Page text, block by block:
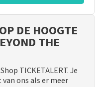
DE HOOGTE
THE
TICKETALERT. Je
ons als er meer